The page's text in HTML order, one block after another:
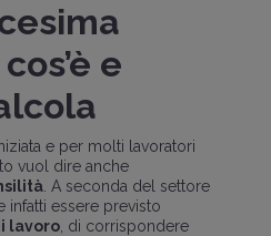
e
e per molti lavoratori
vuol dire anche
. A seconda del settore
essere previsto
lavoro, di corrispondere